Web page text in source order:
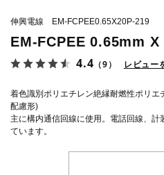
伸興電線 EM-FCPEE0.65X20P-219
EM-FCPEE 0.65mm X
4.4 （9） レビュー
着色識別ポリエチレン絶縁耐燃性ポリ
配慮形)
主に構内通信回線に使用。電話回線、
ています。